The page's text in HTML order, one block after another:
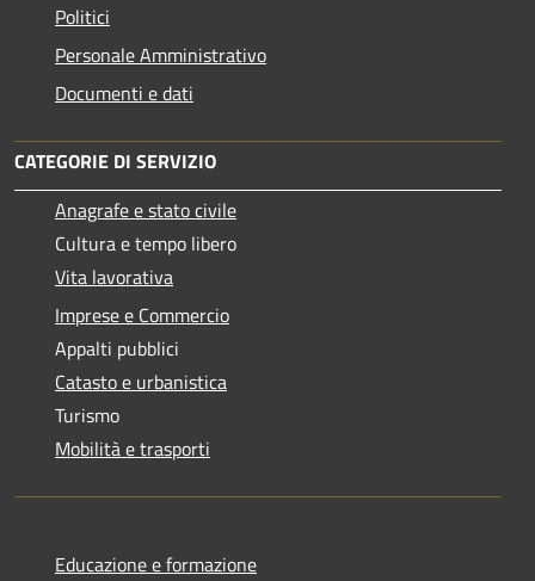
Politici
Personale Amministrativo
Documenti e dati
CATEGORIE DI SERVIZIO
Anagrafe e stato civile
Cultura e tempo libero
Vita lavorativa
Imprese e Commercio
Appalti pubblici
Catasto e urbanistica
Turismo
Mobilità e trasporti
Educazione e formazione